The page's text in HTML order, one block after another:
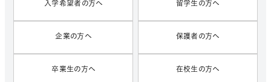
入学希望者の方へ 留学生の方へ
企業の方へ 保護者の方へ
卒業生の方へ 在校生の方へ